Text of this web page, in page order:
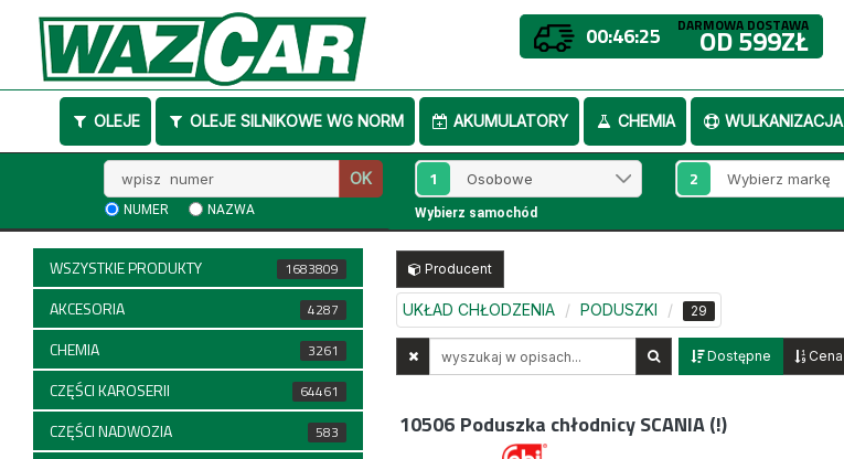
00:46:24 DARMOWA DOSTAWA
OD 599ZŁ
OLEJE OLEJE SILNIKOWE WG NORM AKUMULATORY CHEMIA WULKANIZACJA
numer
OK
NUMER NAZWA
1 2
Wybierz samochód
Producent
UKŁAD CHŁODZENIA PODUSZKI 29
Dostępne Cena
10506 Poduszka chłodnicy SCANIA (!)
WSZYSTKIE PRODUKTY 1683809
AKCESORIA 4287
CHEMIA 3261
CZĘŚCI KAROSERII 64461
CZĘŚCI NADWOZIA 583